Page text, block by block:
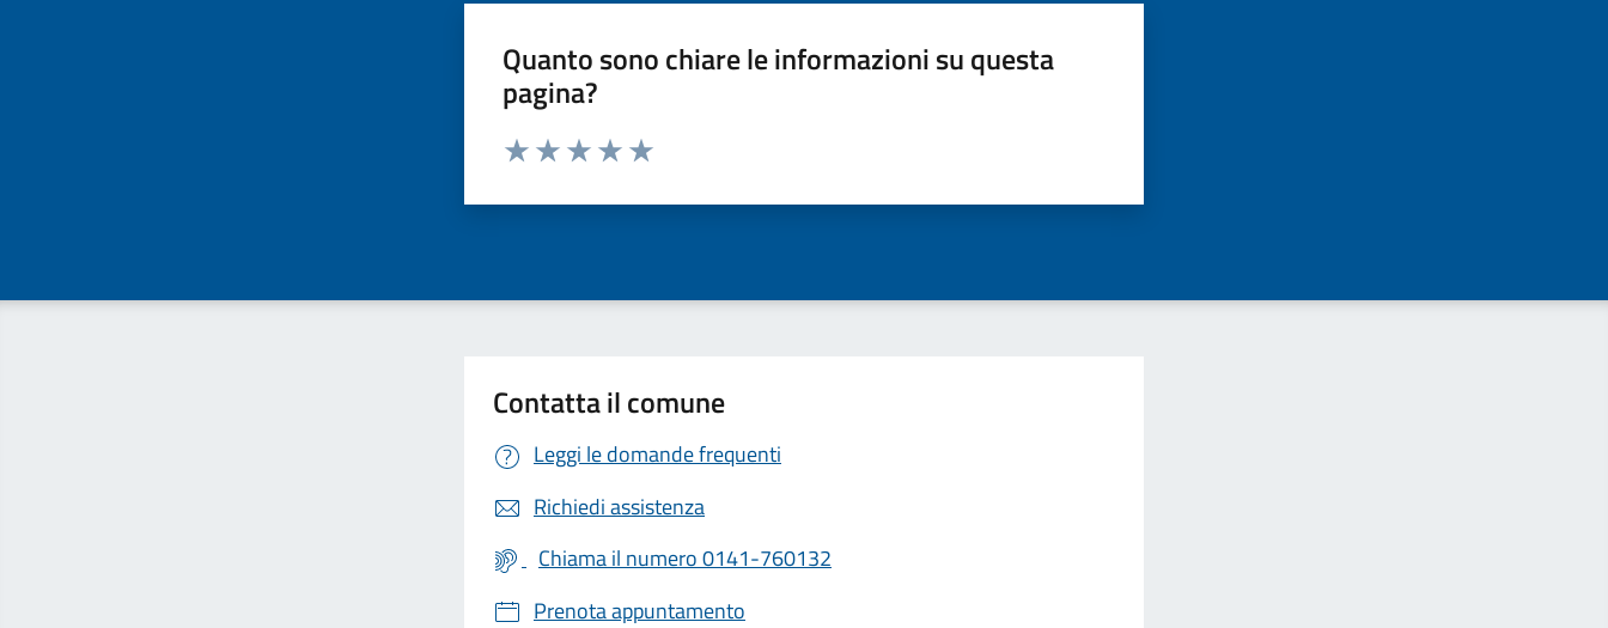
Quanto sono chiare le informazioni su questa
pagina?
Valuta da 1 a 5 stelle la pagina
Contatta il comune
Leggi le domande frequenti
Richiedi assistenza
Chiama il numero 0141-760132
Prenota appuntamento